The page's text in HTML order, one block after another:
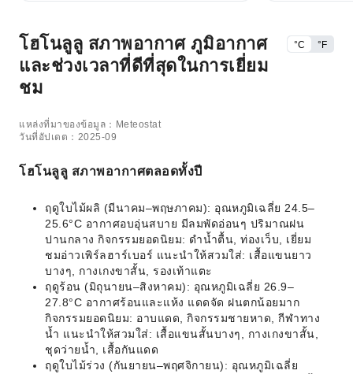
โฮโนลูลู สภาพอากาศ ภูมิอากาศ
และช่วงเวลาที่ดีที่สุดในการเยี่ยม
ชม
°C °F
แหล่งที่มาของข้อมูล：Meteostat
วันที่อัปเดต：2025-09
โฮโนลูลู สภาพอากาศตลอดทั้งปี
ฤดูใบไม้ผลิ (มีนาคม–พฤษภาคม): อุณหภูมิเฉลี่ย 24.5–
25.6°C อากาศอบอุ่นสบาย มีลมพัดอ่อนๆ ปริมาณฝน
ปานกลาง กิจกรรมยอดนิยม: ดำน้ำตื้น, ท่องเว็บ, เยี่ยม
ชมอ่าวเพิร์ลฮาร์เบอร์ แนะนำให้สวมใส่: เสื้อแขนยาว
บางๆ, กางเกงขาสั้น, รองเท้าแตะ
ฤดูร้อน (มิถุนายน–สิงหาคม): อุณหภูมิเฉลี่ย 26.9–
27.8°C อากาศร้อนและแห้ง แดดจัด ฝนตกน้อยมาก
กิจกรรมยอดนิยม: อาบแดด, กิจกรรมชายหาด, กีฬาทาง
น้ำ แนะนำให้สวมใส่: เสื้อแขนสั้นบางๆ, กางเกงขาสั้น,
ชุดว่ายน้ำ, เสื้อกันแดด
ฤดูใบไม้ร่วง (กันยายน–พฤศจิกายน): อุณหภูมิเฉลี่ย